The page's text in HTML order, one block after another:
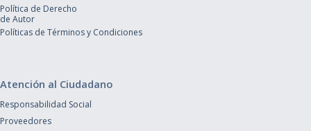
Política de Derecho
de Autor
Políticas de Términos y Condiciones
Atención al Ciudadano
Responsabilidad Social
Proveedores